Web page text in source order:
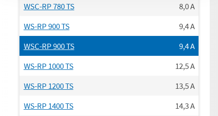
WSC-RP 780 TS
8,0A
WS-RP 900 TS
9,4A
WSC-RP 900 TS
9,4A
WS-RP 1000 TS
12,5A
WS-RP 1200 TS
13,5A
WS-RP 1400 TS
14,3A